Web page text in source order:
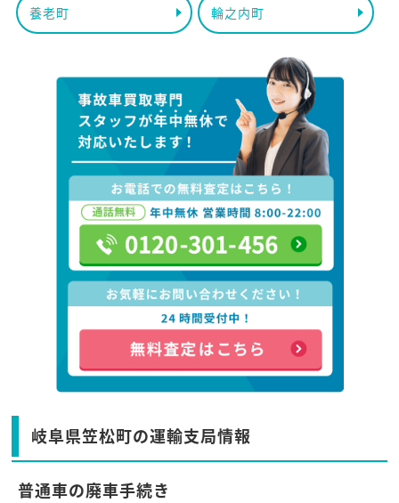
養老町 輪之内町
岐阜県笠松町の運輸支局情報
普通車の廃車手続き